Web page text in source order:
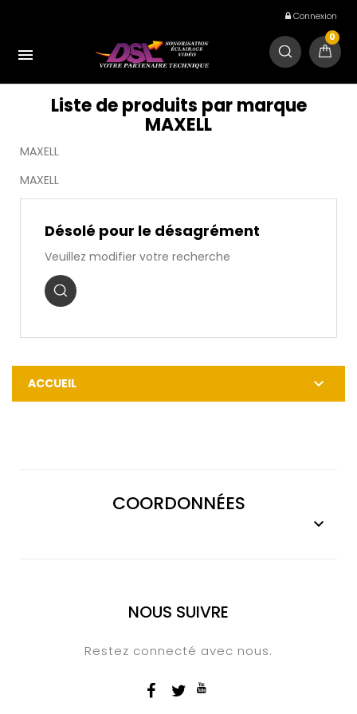
Connexion

0
Liste de produits par marque
MAXELL
MAXELL
MAXELL
Désolé pour le désagrément
Veuillez modifier votre recherche
ACCUEIL 
COORDONNÉES

NOUS SUIVRE
Restez connecté avec nous.